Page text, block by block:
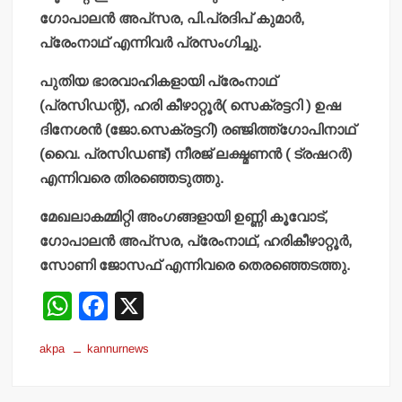
ഗോപാലന്‍ അപ്‌സര, പി.പ്രദിപ് കുമാര്‍,
പ്രേംനാഥ് എന്നിവര്‍ പ്രസംഗിച്ചു.
പുതിയ ഭാരവാഹികളായി പ്രേംനാഥ്
(പ്രസിഡന്റ്), ഹരി കീഴാറ്റൂര്‍( സെക്രട്ടറി ) ഉഷ
ദിനേശന്‍ (ജോ.സെക്രട്ടറി) രഞ്ജിത്ത്‌ഗോപിനാഥ്
(വൈ. പ്രസിഡണ്ട്) നീരജ് ലക്ഷ്മണന്‍ ( ട്രഷറര്‍)
എന്നിവരെ തിരഞ്ഞെടുത്തു.
മേഖലാകമ്മിറ്റി അംഗങ്ങളായി ഉണ്ണി കൂവോട്,
ഗോപാലന്‍ അപ്‌സര, പ്രേംനാഥ്, ഹരികീഴാറ്റൂര്‍,
സോണി ജോസഫ് എന്നിവരെ തെരഞ്ഞെടത്തു.
W
at
F
c
akpa kannurnews